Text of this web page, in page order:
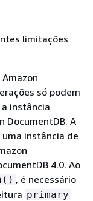
limitações
só podem
instância
DocumentDB. A
instância de
4.0. Ao
, é necessário
primary